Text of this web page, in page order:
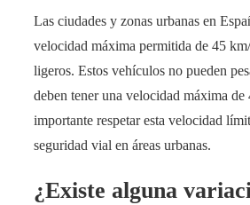
Las ciudades y zonas urbanas en
velocidad máxima permitida de 45
ligeros. Estos vehículos no pueden
deben tener una velocidad máxima de
importante respetar esta velocidad
seguridad vial en áreas urbanas.
¿Existe alguna